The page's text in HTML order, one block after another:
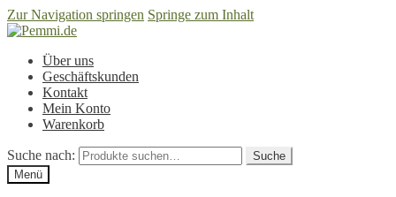
Zur Navigation springen Springe zum Inhalt
Über uns
Geschäftskunden
Kontakt
Mein Konto
Warenkorb
Suche nach:
Suche
Menü